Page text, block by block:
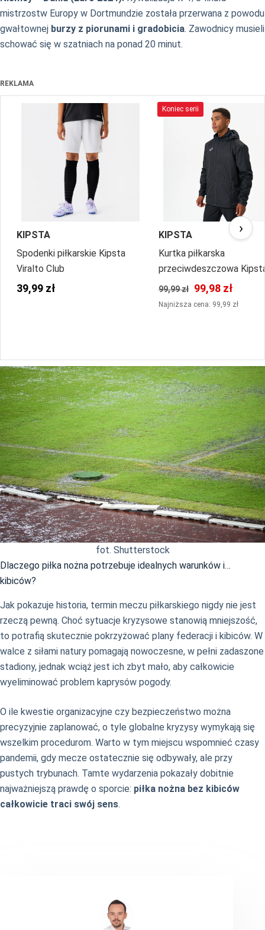
mistrzostw Europy w Dortmundzie została przerwana z powodu
gwałtownej burzy z piorunami i gradobicia. Zawodnicy musieli
schować się w szatniach na ponad 20 minut.
REKLAMA
KIPSTA
Spodenki piłkarskie Kipsta
Viralto Club
39,99 zł
Koniec serii
KIPSTA
Kurtka piłkarska
przeciwdeszczowa
Viralto Club
99,99 zł 99,98 zł
Najniższa cena: 99,99 zł
›
fot. Shutterstock
Dlaczego piłka nożna potrzebuje idealnych warunków i…
kibiców?
Jak pokazuje historia, termin meczu piłkarskiego nigdy nie jest
rzeczą pewną. Choć sytuacje kryzysowe stanowią mniejszość,
to potrafią skutecznie pokrzyżować plany federacji i kibiców. W
walce z siłami natury pomagają nowoczesne, w pełni zadaszone
stadiony, jednak wciąż jest ich zbyt mało, aby całkowicie
wyeliminować problem kaprysów pogody.
O ile kwestie organizacyjne czy bezpieczeństwo można
precyzyjnie zaplanować, o tyle globalne kryzysy wymykają się
wszelkim procedurom. Warto w tym miejscu wspomnieć czasy
pandemii, gdy mecze ostatecznie się odbywały, ale przy
pustych trybunach. Tamte wydarzenia pokazały dobitnie
najważniejszą prawdę o sporcie: piłka nożna bez kibiców
całkowicie traci swój sens.